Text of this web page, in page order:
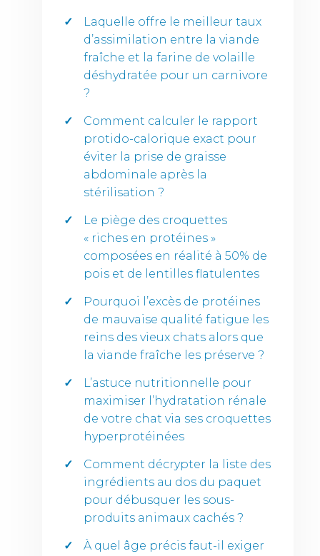
Laquelle offre le meilleur taux
d’assimilation entre la viande
fraîche et la farine de volaille
déshydratée pour un carnivore
?
Comment calculer le rapport
protido-calorique exact pour
éviter la prise de graisse
abdominale après la
stérilisation ?
Le piège des croquettes
« riches en protéines »
composées en réalité à 50% de
pois et de lentilles flatulentes
Pourquoi l’excès de protéines
de mauvaise qualité fatigue les
reins des vieux chats alors que
la viande fraîche les préserve ?
L’astuce nutritionnelle pour
maximiser l’hydratation rénale
de votre chat via ses croquettes
hyperprotéinées
Comment décrypter la liste des
ingrédients au dos du paquet
pour débusquer les sous-
produits animaux cachés ?
À quel âge précis faut-il exiger